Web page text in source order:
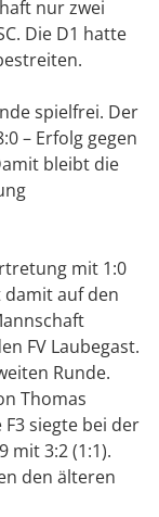
nur zwei
Die D1 hatte
spielfrei. Der
– Erfolg gegen
bleibt die
mit 1:0
damit auf den
FV Laubegast.
Runde.
Thomas
siegte bei der
mit 3:2 (1:1).
den älteren